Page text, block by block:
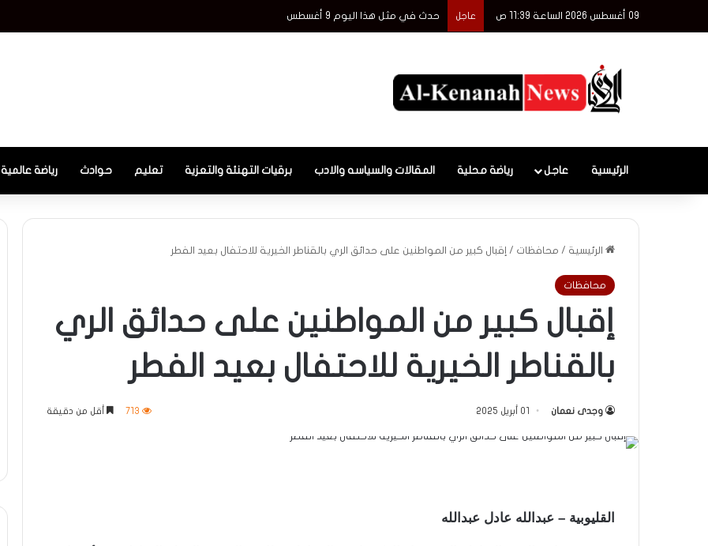
09 أغسطس 2026 الساعة 11:39 ص عاجل حدث في مثل هذا اليوم 9 أغسطس
الرئيسية عاجل رياضة محلية المقالات والسياسه والادب برقيات التهنئة والتعزية تعليم حوادث رياضة عالمية
الرئيسية / محافظات / إقبال كبير من المواطنين على حدائق الري بالقناطر الخيرية للاحتفال بعيد الفطر
محافظات
إقبال كبير من المواطنين على حدائق الري
بالقناطر الخيرية للاحتفال بعيد الفطر
وجدى نعمان 01 أبريل 2025 713 أقل من دقيقة
القليوبية – عبدالله عادل عبدالله